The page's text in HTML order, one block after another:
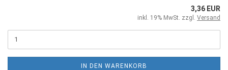
3,36 EUR
inkl. 19% MwSt. zzgl. Versand
IN DEN WARENKORB